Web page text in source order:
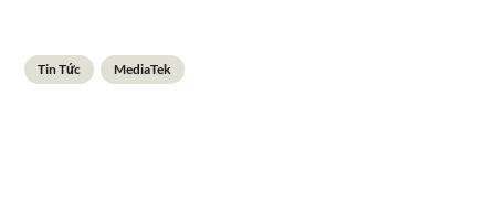
Tin Tức MediaTek